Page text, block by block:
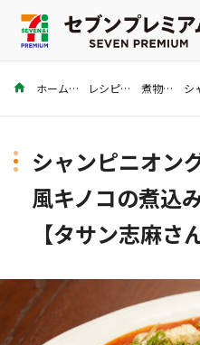
商品を探す
ホーム レシピ 煮物
シャンピニオン
風キノコの煮込
【タサン志麻さ